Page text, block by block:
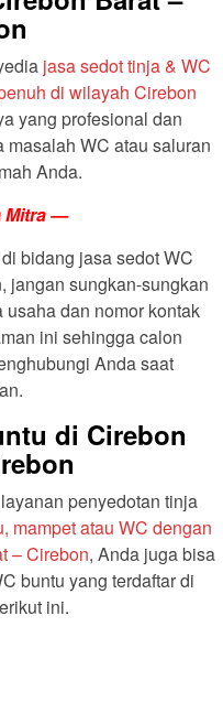
jasa sedot tinja & WC
di wilayah Cirebon
yang profesional dan
WC atau saluran
Anda.
Mitra —
bidang jasa sedot WC
jangan sungkan-sungkan
usaha dan nomor kontak
ini sehingga calon
Anda saat
di Cirebon
penyedotan tinja
mampet atau WC dengan
– Cirebon, Anda juga bisa
buntu yang terdaftar di
ini.